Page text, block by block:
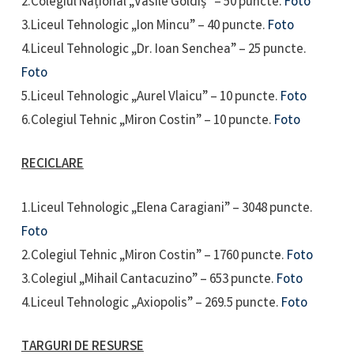
3.Liceul Tehnologic „Ion Mincu” – 40 puncte. Foto
4.Liceul Tehnologic „Dr. Ioan Senchea” – 25 puncte.
Foto
5.Liceul Tehnologic „Aurel Vlaicu” – 10 puncte. Foto
6.Colegiul Tehnic „Miron Costin” – 10 puncte. Foto
RECICLARE
1.Liceul Tehnologic „Elena Caragiani” – 3048 puncte.
Foto
2.Colegiul Tehnic „Miron Costin” – 1760 puncte. Foto
3.Colegiul „Mihail Cantacuzino” – 653 puncte. Foto
4.Liceul Tehnologic „Axiopolis” – 269.5 puncte. Foto
TARGURI DE RESURSE